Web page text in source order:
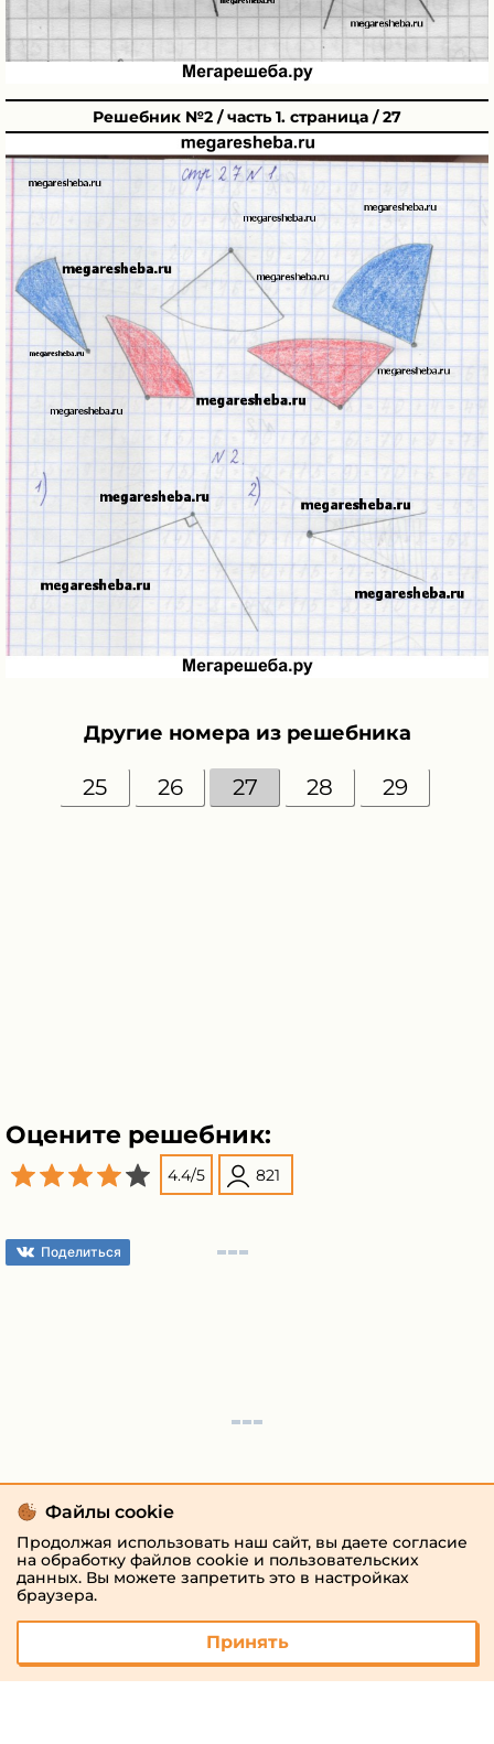
Решебник №2 / часть 1. страница / 27
Другие номера из решебника
25 26 27 28 29
Оцените решебник:
4.4/5 821
Поделиться
Файлы cookie
Продолжая использовать наш сайт, вы даете согласие
на обработку файлов cookie и пользовательских
данных. Вы можете запретить это в настройках
браузера.
Принять